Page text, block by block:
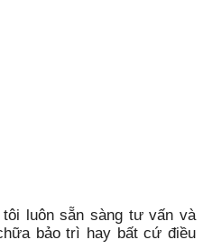
luôn sẵn sàng tư vấn và
bảo trì hay bất cứ điều